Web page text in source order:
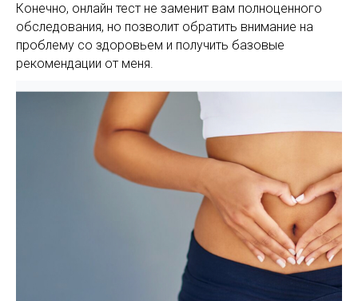
Конечно, онлайн тест не заменит вам полноценного
обследования, но позволит обратить внимание на
проблему со здоровьем и получить базовые
рекомендации от меня.